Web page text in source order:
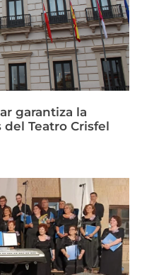
garantiza la
Teatro Crisfel